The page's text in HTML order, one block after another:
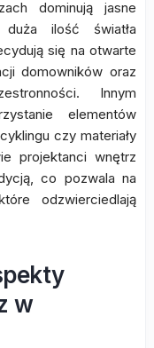
dominują jasne
duża ilość światła
się na otwarte
domowników oraz
Innym
elementów
czy materiały
projektanci wnętrz
co pozwala na
odzwierciedlają
w